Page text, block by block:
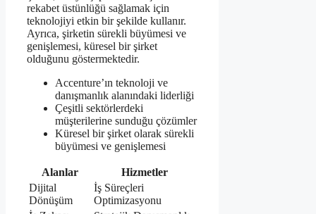
rekabet üstünlüğü sağlamak için
teknolojiyi etkin bir şekilde kullanır.
Ayrıca, şirketin sürekli büyümesi ve
genişlemesi, küresel bir şirket
olduğunu göstermektedir.
Accenture’ın teknoloji ve
danışmanlık alanındaki liderliği
Çeşitli sektörlerdeki
müşterilerine sunduğu çözümler
Küresel bir şirket olarak sürekli
büyümesi ve genişlemesi
Alanlar
Hizmetler
Dijital
Dönüşüm
İş Süreçleri
Optimizasyonu